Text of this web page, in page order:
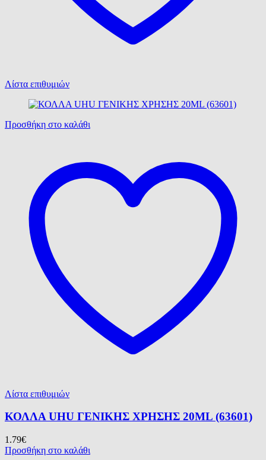
Λίστα επιθυμιών
Προσθήκη στο καλάθι
Λίστα επιθυμιών
ΚΟΛΛΑ UHU ΓΕΝΙΚΗΣ ΧΡΗΣΗΣ 20ML (63601)
1.79€
Προσθήκη στο καλάθι